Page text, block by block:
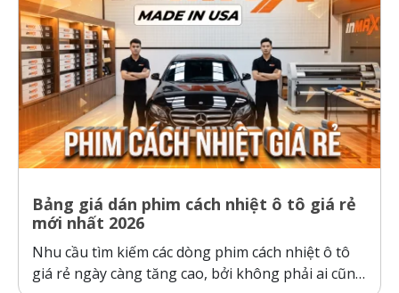
Bảng giá dán phim cách nhiệt ô tô giá rẻ
mới nhất 2026
Nhu cầu tìm kiếm các dòng phim cách nhiệt ô tô
giá rẻ ngày càng tăng cao, bởi không phải ai cũng